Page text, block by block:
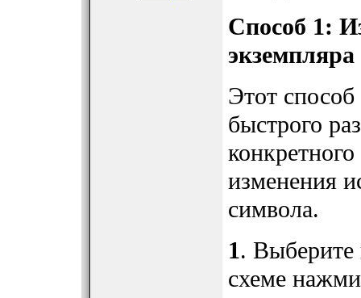
Способ 1:
экземпляра
Этот
быстрого
изменения
символа.
1. Выберите
схеме